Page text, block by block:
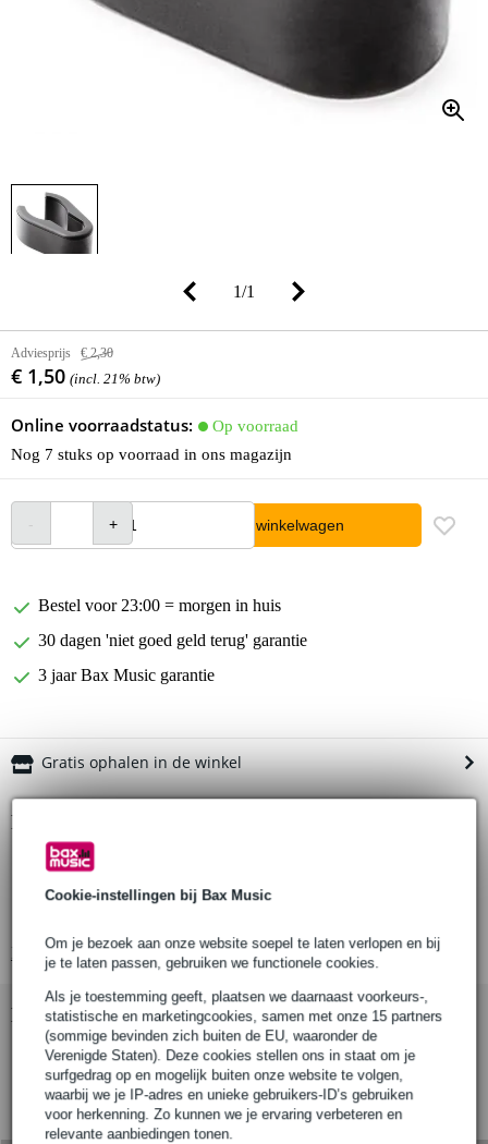
Cookie-instellingen bij Bax Music
Om je bezoek aan onze website soepel te laten verlopen en bij
je te laten passen, gebruiken we functionele cookies.
Als je toestemming geeft, plaatsen we daarnaast voorkeurs-,
statistische en marketingcookies, samen met onze 15 partners
(sommige bevinden zich buiten de EU, waaronder de
Verenigde Staten). Deze cookies stellen ons in staat om je
surfgedrag op en mogelijk buiten onze website te volgen,
waarbij we je IP-adres en unieke gebruikers-ID’s gebruiken
voor herkenning. Zo kunnen we je ervaring verbeteren en
relevante aanbiedingen tonen.
1/1
Adviesprijs € 2,30
€ 1,50 (incl. 21% btw)
Online voorraadstatus:
Op voorraad
Nog 7 stuks op voorraad in ons magazijn
In winkelwagen
Bestel voor 23:00 = morgen in huis
30 dagen 'niet goed geld terug' garantie
3 jaar Bax Music garantie
Gratis ophalen in de winkel
Productinformatie
01-85-960-55 kabelclip van König & Meyer
bestemd voor (microfoon)hengelstatieven
Bekijk alle productspecificaties
Bekijk ook eens (1)